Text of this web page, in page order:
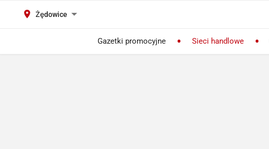
Żędowice
Gazetki promocyjne Sieci handlowe